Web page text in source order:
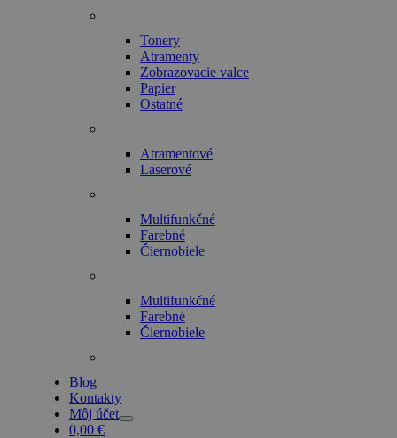
Tonery
Atramenty
Zobrazovacie valce
Papier
Ostatné
Atramentové
Laserové
Multifunkčné
Farebné
Čiernobiele
Multifunkčné
Farebné
Čiernobiele
Blog
Kontakty
Môj účet
0,00 €